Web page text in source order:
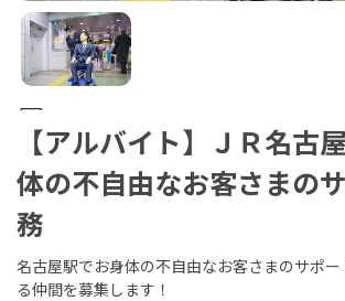
【アルバイト】ＪＲ名
体の不自由なお客さまの
務
名古屋駅でお身体の不自由なお客さまのサポ
る仲間を募集します！